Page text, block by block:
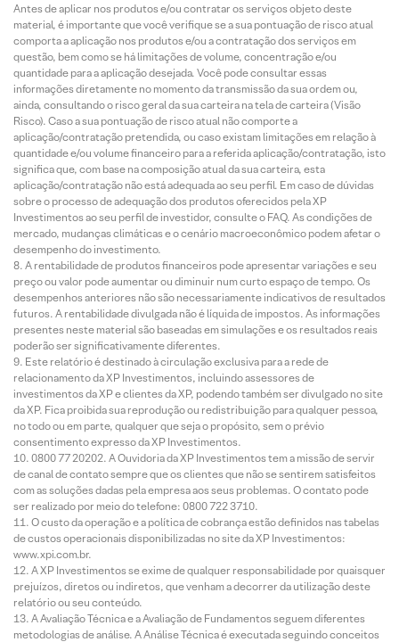
Antes de aplicar nos produtos e/ou contratar os serviços objeto deste
material, é importante que você verifique se a sua pontuação de risco atual
comporta a aplicação nos produtos e/ou a contratação dos serviços em
questão, bem como se há limitações de volume, concentração e/ou
quantidade para a aplicação desejada. Você pode consultar essas
informações diretamente no momento da transmissão da sua ordem ou,
ainda, consultando o risco geral da sua carteira na tela de carteira (Visão
Risco). Caso a sua pontuação de risco atual não comporte a
aplicação/contratação pretendida, ou caso existam limitações em relação à
quantidade e/ou volume financeiro para a referida aplicação/contratação, isto
significa que, com base na composição atual da sua carteira, esta
aplicação/contratação não está adequada ao seu perfil. Em caso de dúvidas
sobre o processo de adequação dos produtos oferecidos pela XP
Investimentos ao seu perfil de investidor, consulte o FAQ. As condições de
mercado, mudanças climáticas e o cenário macroeconômico podem afetar o
desempenho do investimento.
A rentabilidade de produtos financeiros pode apresentar variações e seu
preço ou valor pode aumentar ou diminuir num curto espaço de tempo. Os
desempenhos anteriores não são necessariamente indicativos de resultados
futuros. A rentabilidade divulgada não é líquida de impostos. As informações
presentes neste material são baseadas em simulações e os resultados reais
poderão ser significativamente diferentes.
Este relatório é destinado à circulação exclusiva para a rede de
relacionamento da XP Investimentos, incluindo assessores de
investimentos da XP e clientes da XP, podendo também ser divulgado no site
da XP. Fica proibida sua reprodução ou redistribuição para qualquer pessoa,
no todo ou em parte, qualquer que seja o propósito, sem o prévio
consentimento expresso da XP Investimentos.
0800 77 20202. A Ouvidoria da XP Investimentos tem a missão de servir
de canal de contato sempre que os clientes que não se sentirem satisfeitos
com as soluções dadas pela empresa aos seus problemas. O contato pode
ser realizado por meio do telefone: 0800 722 3710.
O custo da operação e a política de cobrança estão definidos nas tabelas
de custos operacionais disponibilizadas no site da XP Investimentos:
www.xpi.com.br.
A XP Investimentos se exime de qualquer responsabilidade por quaisquer
prejuízos, diretos ou indiretos, que venham a decorrer da utilização deste
relatório ou seu conteúdo.
A Avaliação Técnica e a Avaliação de Fundamentos seguem diferentes
metodologias de análise. A Análise Técnica é executada seguindo conceitos